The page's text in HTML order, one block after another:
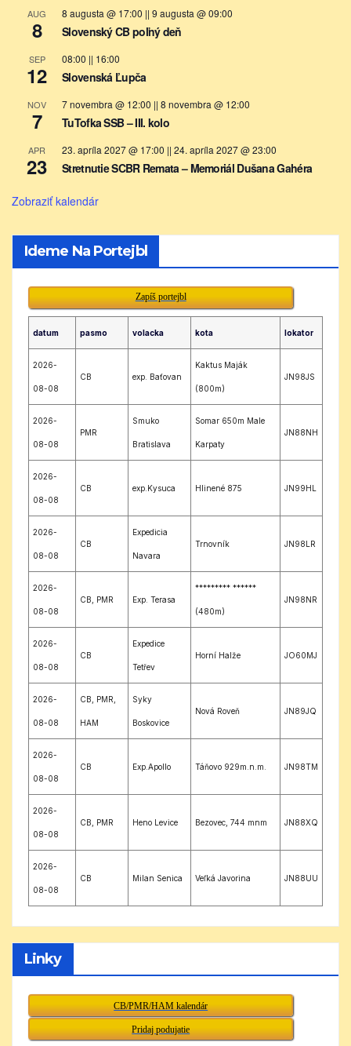
AUG
8
8 augusta @ 17:00 || 9 augusta @ 09:00
Slovenský CB poľný deň
SEP
12
08:00 || 16:00
Slovenská Ľupča
NOV
7
7 novembra @ 12:00 || 8 novembra @ 12:00
TuTofka SSB – III. kolo
APR
23
23. apríla 2027 @ 17:00 || 24. apríla 2027 @ 23:00
Stretnutie SCBR Remata – Memoriál Dušana Gahéra
Zobraziť kalendár
Ideme Na Portejbl
Zapíš portejbl
datum pasmo volacka kota lokator
2026-
08-08
CB exp. Baťovan
Kaktus Maják
(800m)
JN98JS
2026-
08-08
PMR
Smuko
Bratislava
Somar 650m Male
Karpaty
JN88NH
2026-
08-08
CB exp.Kysuca Hlinené 875 JN99HL
2026-
08-08
CB
Expedicia
Navara
Trnovník JN98LR
2026-
08-08
CB, PMR Exp. Terasa
********* ******
(480m)
JN98NR
2026-
08-08
CB
Expedice
Tetřev
Horní Halže JO60MJ
2026-
08-08
CB, PMR,
HAM
Syky
Boskovice
Nová Roveň JN89JQ
2026-
08-08
CB Exp.Apollo Táňovo 929m.n.m. JN98TM
2026-
08-08
CB, PMR Heno Levice Bezovec, 744 mnm JN88XQ
2026-
08-08
CB Milan Senica Veľká Javorina JN88UU
Linky
CB/PMR/HAM kalendár
Pridaj podujatie